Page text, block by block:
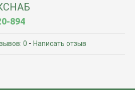
894
0 - Написать отзыв